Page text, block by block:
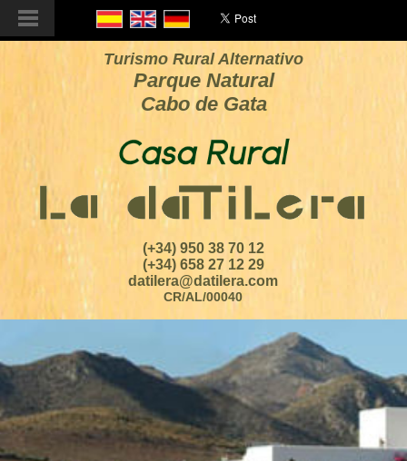
Turismo Rural Alternativo
Parque Natural
Cabo de Gata
(+34) 950 38 70 12
(+34) 658 27 12 29
datilera@datilera.com
CR/AL/00040